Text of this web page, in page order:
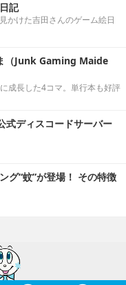
記
かけた吉田さんのゲーム絵日
（Junk Gaming Maide
成長した4コマ。単行本も好評
ディスコードサーバー
グ“蚊”が登場！ その特徴